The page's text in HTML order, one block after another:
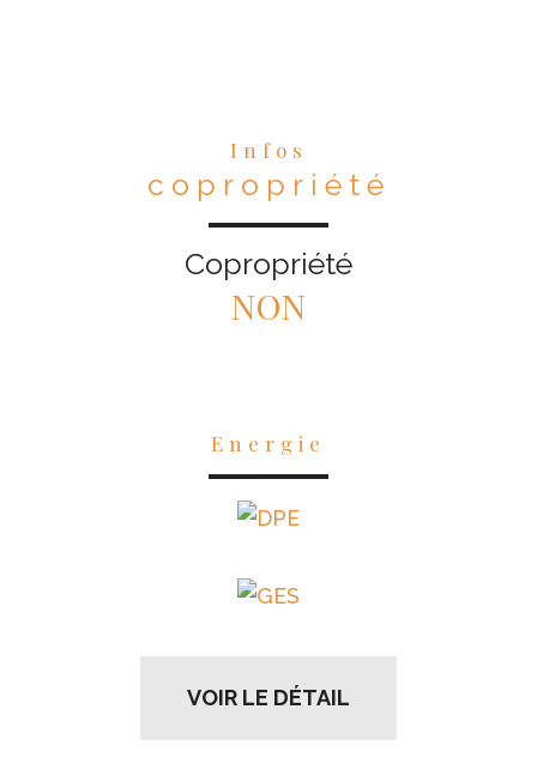
Infos
copropriété
Copropriété
NON
Energie
VOIR LE DÉTAIL